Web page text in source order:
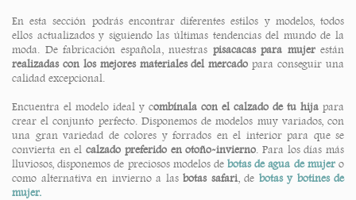
En esta sección podrás encontrar diferentes estilos y modelos, todos
ellos actualizados y siguiendo las últimas tendencias del mundo de la
moda. De fabricación española, nuestras pisacacas para mujer están
realizadas con los mejores materiales del mercado para conseguir una
calidad excepcional.
Encuentra el modelo ideal y combínala con el calzado de tu hija para
crear el conjunto perfecto. Disponemos de modelos muy variados, con
una gran variedad de colores y forrados en el interior para que se
convierta en el calzado preferido en otoño-invierno . Para los días más
lluviosos, disponemos de preciosos modelos debotas de agua de mujero
como alternativa en invierno a las botas safari, de botas y botines de
mujer.